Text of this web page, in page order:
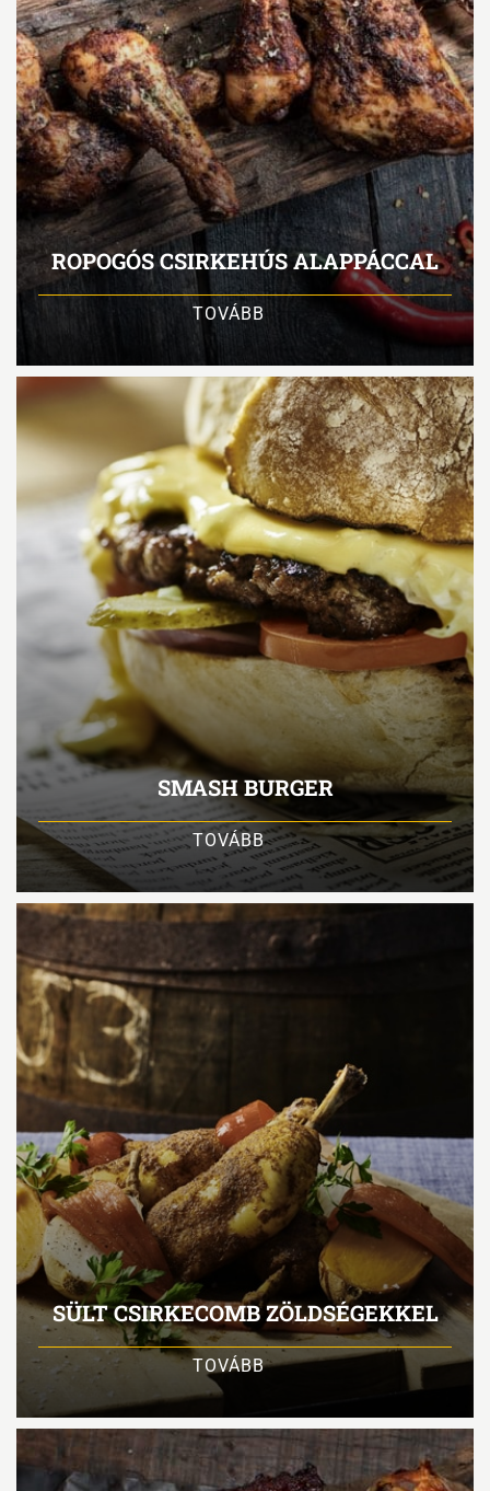
ROPOGÓS CSIRKEHÚS ALAPPÁCCAL
TOVÁBB
SMASH BURGER
TOVÁBB
SÜLT CSIRKECOMB ZÖLDSÉGEKKEL
TOVÁBB